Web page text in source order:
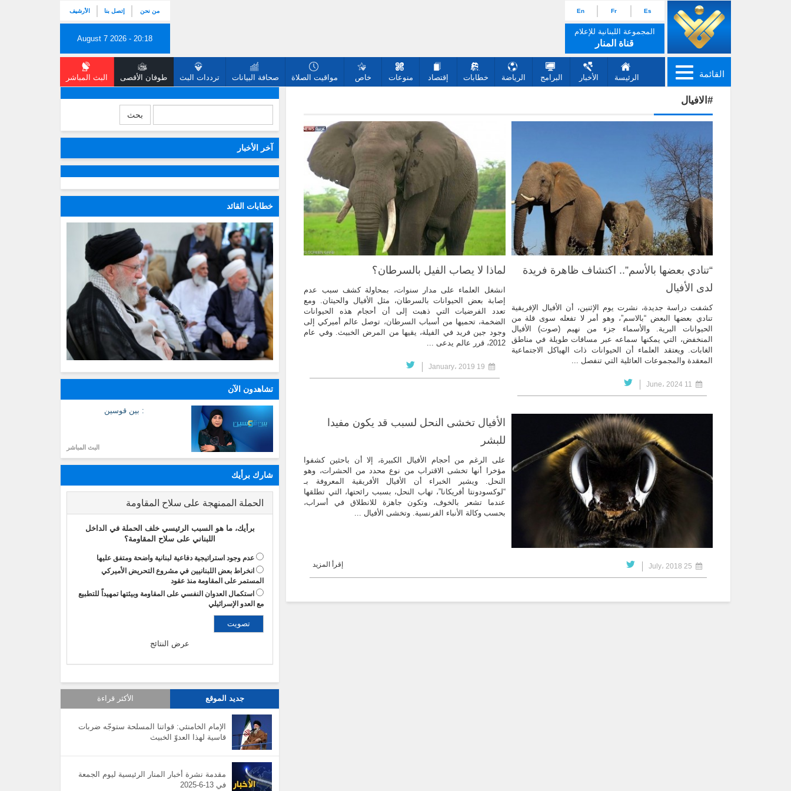
Es
Fr
En
المجموعة اللبنانية للإعلام
قناة المنار
من نحن إتصل بنا الأرشيف
August 7 2026 - 20:18
القائمة الرئيسة الأخبار البرامج الرياضة خطابات إقتصاد منوعات خاص مواقيت الصلاة صحافة البيانات ترددات البث طوفان الأقصى البث المباشر
#الافيال
“تنادي بعضها بالأسم”.. اكتشاف ظاهرة فريدة
لدى الأفيال
كشفت دراسة جديدة، نشرت يوم الإثنين، أن الأفيال الإفريقية
تنادي بعضها البعض “بالاسم”، وهو أمر لا تفعله سوى قلة من
الحيوانات البرية. والأسماء جزء من نهيم (صوت) الأفيال
المنخفض، التي يمكنها سماعه عبر مسافات طويلة في مناطق
الغابات. ويعتقد العلماء أن الحيوانات ذات الهياكل الاجتماعية
المعقدة والمجموعات العائلية التي تنفصل ...
لماذا لا يصاب الفيل بالسرطان؟
انشغل العلماء على مدار سنوات، بمحاولة كشف سبب عدم
إصابة بعض الحيوانات بالسرطان، مثل الأفيال والحيتان. ومع
تعدد الفرضيات التي ذهبت إلى أن أحجام هذه الحيوانات
الضخمة، تحميها من أسباب السرطان، توصل عالم أميركي إلى
وجود جين فريد في الفيلة، يقيها من المرض الخبيث. وفي عام
2012، قرر عالم يدعى ...
الأفيال تخشى النحل لسبب قد يكون مفيدا
للبشر
على الرغم من أحجام الأفيال الكبيرة، إلا أن باحثين كشفوا
مؤخرا أنها تخشى الاقتراب من نوع محدد من الحشرات، وهو
النحل. ويشير الخبراء أن الأفيال الأفريقية المعروفة بـ
“لوكسودونتا أفريكانا”، تهاب النحل، بسبب رائحتها، التي تطلقها
عندما تشعر بالخوف، وتكون جاهزة للانطلاق في أسراب،
بحسب وكالة الأنباء الفرنسية. وتخشى الأفيال ...
إقرأ المزيد
بحث
آخر الأخبار
خطابات القائد
تشاهدون الآن
: بين قوسين
البث المباشر
شارك برأيك
الحملة الممنهجة على سلاح المقاومة
برأيك، ما هو السبب الرئيسي خلف الحملة في الداخل
اللبناني على سلاح المقاومة؟
عدم وجود استراتيجية دفاعية لبنانية واضحة ومتفق عليها
انخراط بعض اللبنانيين في مشروع التحريض الأميركي
المستمر على المقاومة منذ عقود
استكمال العدوان النفسي على المقاومة وبيئتها تمهيداً للتطبيع
مع العدو الإسرائيلي
عرض النتائج
جديد الموقع الأكثر قراءة
الإمام الخامنئي: قواتنا المسلحة ستوجّه ضربات
قاسية لهذا العدوّ الخبيث
مقدمة نشرة أخبار المنار الرئيسية ليوم الجمعة
في 13-6-2025